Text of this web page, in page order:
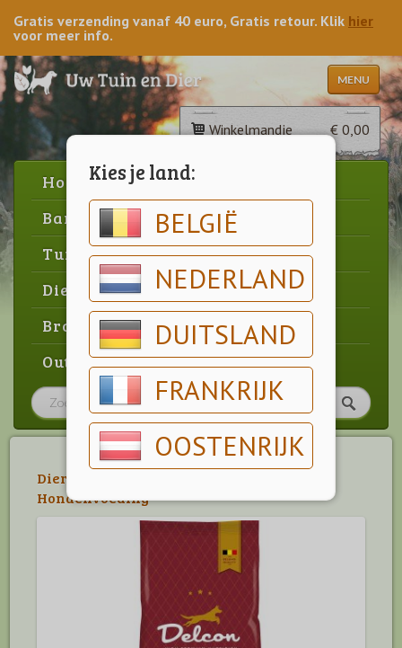
Kies je land:
BELGIË
NEDERLAND
DUITSLAND
FRANKRIJK
OOSTENRIJK
Gratis verzending vanaf 40 euro, Gratis retour. Klik hier
voor meer info.
MENU
Winkelmandje € 0,00
Home
Barbecue
Tuin
Dier
Brood & gebak
Outlet
Dier
Hondenvoeding